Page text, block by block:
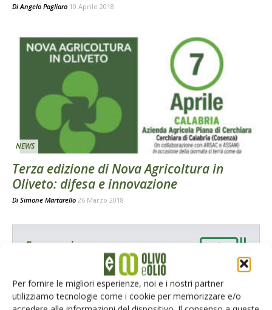
Per fornire le migliori esperienze, noi e i nostri partner
utilizziamo tecnologie come i cookie per memorizzare e/o
DiAngelo Pagliaro 10 Aprile 2018
NEWS
Terza edizione di Nova Agricoltura in
Oliveto: difesa e innovazione
Di Simone Martarello 26 Marzo 2018
E-magazine
Tecniche, prodotti e servizi dalle aziende